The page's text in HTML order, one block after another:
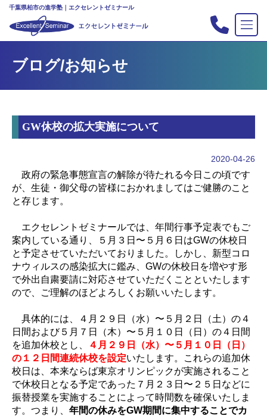
千葉県柏市の進学塾｜エクセレントゼミナール
塾の紹介
合格実績
入会案内
教室案内
新・主宰のブログ
プライバシーポリシー
お問い合わせ
ブログ/お知らせ
GW休校の拡大実施について
2020-04-26
政府の緊急事態宣言の解除が待たれる今日この頃です
が、生徒・御父母の皆様におかれましてはご健勝のこと
と存じます。
エクセレントゼミナールでは、年間行事予定表でもご
案内している通り、５月３日〜５月６日はGWの休校日
と予定させていただいておりました。しかし、新型コロ
ナウィルスの感染拡大に鑑み、GWの休校日を増やす形
で外出自粛要請に対応させていただくことといたします
ので、ご理解のほどよろしくお願いいたします。
具体的には、４月２９日（水）〜５月２日（土）の４
日間および５月７日（木）〜５月１０日（日）の４日間
を追加休校とし、
４月２９日（水）〜５月１０日（日）
の１２日間連続休校を設定いたします。これらの追加休
校日は、本来ならば東京オリンピックが実施されること
で休校日となる予定であった７月２３日〜２５日などに
振替授業を実施することによって時間数を確保いたしま
す。つまり、 年間の休みをGW期間に集中することでカ